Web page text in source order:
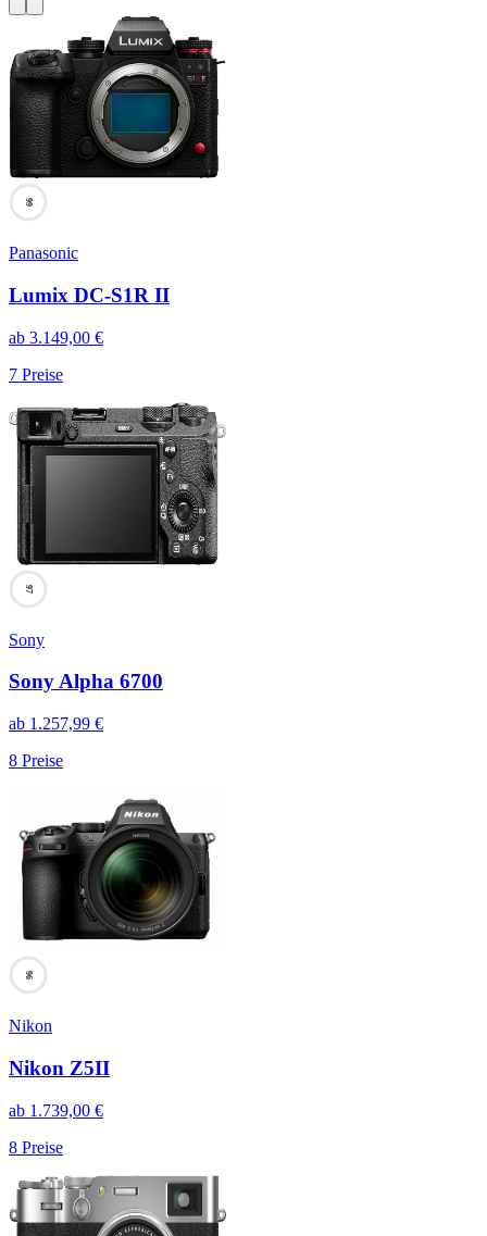
99
Panasonic
Lumix DC-S1R II
ab 3.149,00 €
7 Preise
97
Sony
Sony Alpha 6700
ab 1.257,99 €
8 Preise
96
Nikon
Nikon Z5II
ab 1.739,00 €
8 Preise